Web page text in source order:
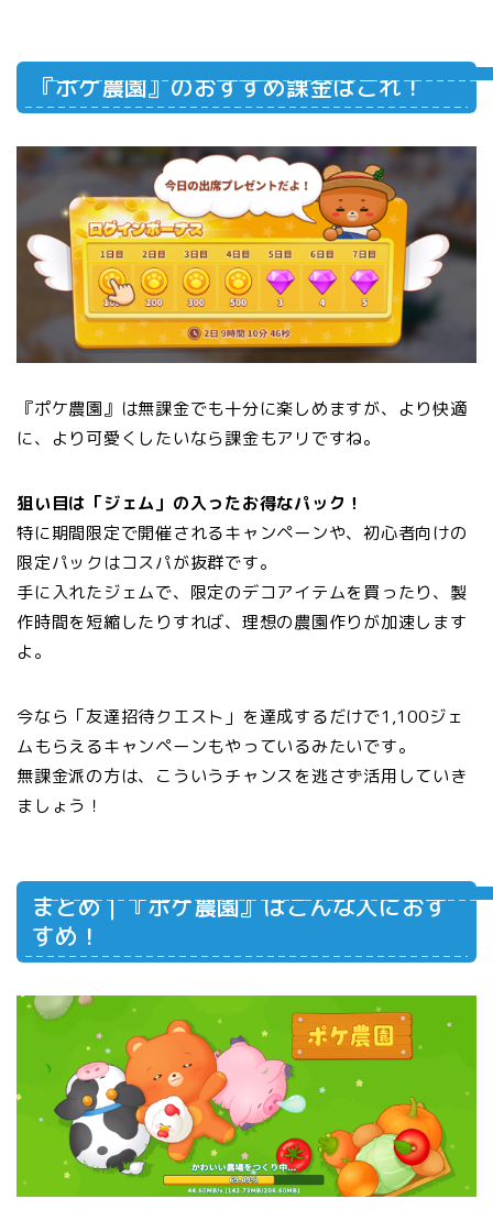
『ポケ農園』のおすすめ課金はこれ！
『ポケ農園』は無課金でも十分に楽しめますが、より快適
に、より可愛くしたいなら課金もアリですね。
狙い目は「ジェム」の入ったお得なパック！
特に期間限定で開催されるキャンペーンや、初心者向けの
限定パックはコスパが抜群です。
手に入れたジェムで、限定のデコアイテムを買ったり、製
作時間を短縮したりすれば、理想の農園作りが加速します
よ。
今なら「友達招待クエスト」を達成するだけで1,100ジェ
ムもらえるキャンペーンもやっているみたいです。
無課金派の方は、こういうチャンスを逃さず活用していき
ましょう！
まとめ｜『ポケ農園』はこんな人におす
すめ！